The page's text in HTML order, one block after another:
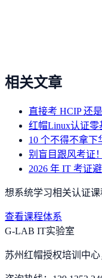
相关文章
直接考 HCIP 还
红帽Linux认证零
10 个不得不拿
别盲目跟风考证
2026 年 IT 考证
想系统学习相关认证课
查看课程体系
G-LAB IT实验室
苏州红帽授权培训中